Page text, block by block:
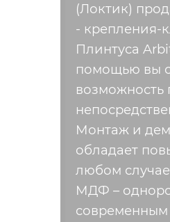
(Локтик)
- крепления-
Плинтуса
помощью вы
возможность
Монтаж и
обладает
любом
МДФ –
современным